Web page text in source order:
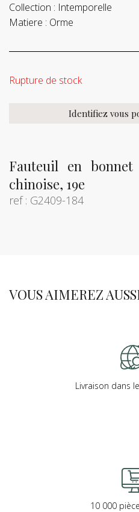
Fauteuil en
chinoise, 19e
ref : G2409-184
Collection : Intemporelle
Matiere : Orme
Rupture de stock
Identifiez vous
VOUS AIMEREZ
Livraison dans
10 000